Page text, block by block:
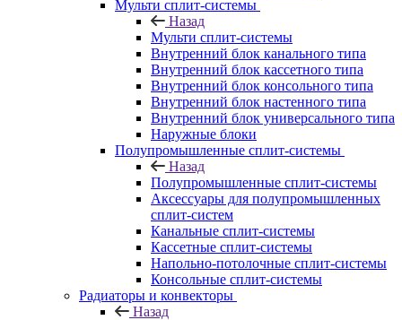
Мульти сплит-системы
Назад
Мульти сплит-системы
Внутренний блок канального типа
Внутренний блок кассетного типа
Внутренний блок консольного типа
Внутренний блок настенного типа
Внутренний блок универсального типа
Наружные блоки
Полупромышленные сплит-системы
Назад
Полупромышленные сплит-системы
Аксессуары для полупромышленных
сплит-систем
Канальные сплит-системы
Кассетные сплит-системы
Напольно-потолочные сплит-системы
Консольные сплит-системы
Радиаторы и конвекторы
Назад